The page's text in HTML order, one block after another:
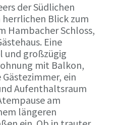
der Südlichen
Blick zum
Hambacher Schloss,
Eine
und großzügig
mit Balkon,
ein
Aufenthaltsraum
am
längeren